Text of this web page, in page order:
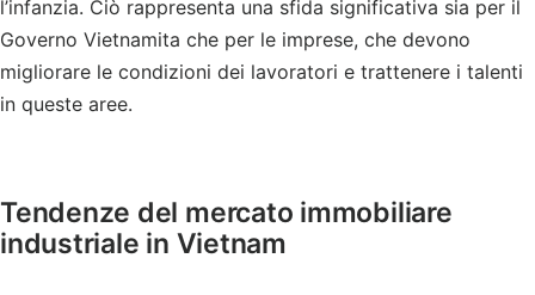
l’infanzia. Ciò rappresenta una sfida significativa sia per il
Governo Vietnamita che per le imprese, che devono
migliorare le condizioni dei lavoratori e trattenere i talenti
in queste aree.
Tendenze del mercato immobiliare
industriale in Vietnam